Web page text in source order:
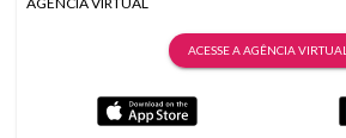
ACESSE A AGÊNCIA VIRTUAL